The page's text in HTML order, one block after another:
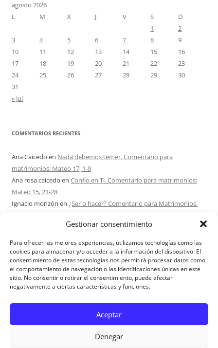
Gestionar consentimiento
Para ofrecer las mejores experiencias, utilizamos tecnologías como las
cookies para almacenar y/o acceder a la información del dispositivo. El
consentimiento de estas tecnologías nos permitirá procesar datos como
el comportamiento de navegación o las identificaciones únicas en este
sitio. No consentir o retirar el consentimiento, puede afectar
negativamente a ciertas características y funciones.
Aceptar
Denegar
agosto 2026
L
M X J V S
D
1
2
3
4 5 6 7 8
9
10
11 12 13 14 15
16
17
18 19 20 21 22
23
24
25 26 27 28 29
30
31
« Jul
COMENTARIOS RECIENTES
Ana Caicedo en Nada debemos temer. Comentario para
matrimonios: Mateo 17, 1-9
Ana rosa caicedo en Confío en Ti. Comentario para matrimonios:
Mateo 15, 21-28
Ignacio monzón en ¿Ser o hacer? Comentario para Matrimonios:
Maria Asuncion Herrero Mendezen¿Ser o hacer? Comentario para
Matrimonios: Mateo 15, 1-2. 10-14
Sandra Karina SolomitaenRETIRO MATRIMONIOS BUENOS AIRES
7 – 9 AGOSTO 2026